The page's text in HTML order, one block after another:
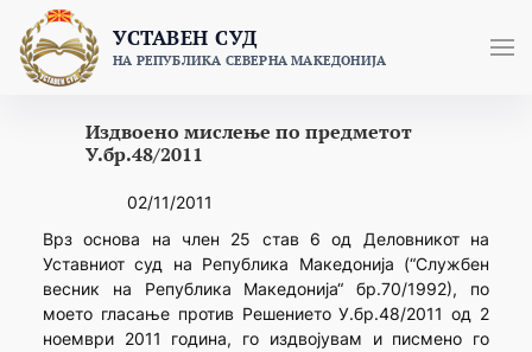
content
УСТАВЕН СУД
НА РЕПУБЛИКА СЕВЕРНА МАКЕДОНИЈА
Издвоено мислење по предметот
У.бр.48/2011
02/11/2011
Врз основа на член 25 став 6 од Деловникот на
Уставниот суд на Република Македонија (“Службен
весник на Република Македонија“ бр.70/1992), по
моето гласање против Решението У.бр.48/2011 од 2
ноември 2011 година, го издвојувам и писмено го